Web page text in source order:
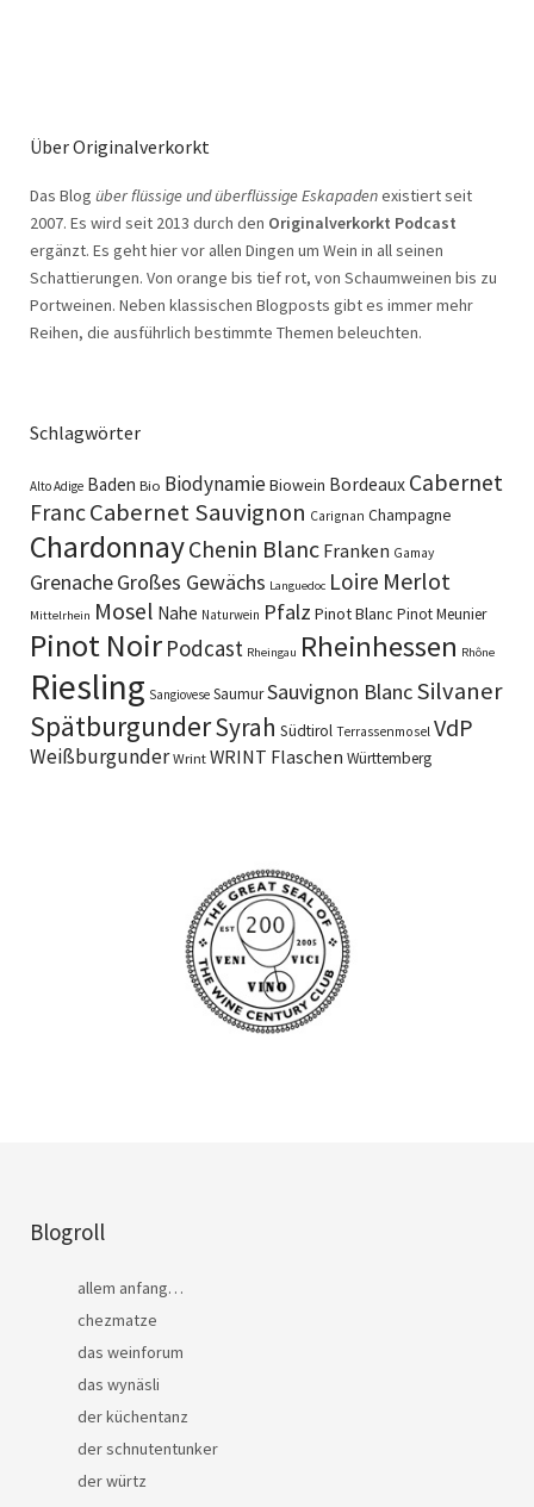
Über Originalverkorkt
Das Blog über flüssige und überflüssige Eskapadenexistiert seit
2007. Es wird seit 2013 durch den Originalverkorkt Podcast
ergänzt. Es geht hier vor allen Dingen um Wein in all seinen
Schattierungen. Von orange bis tief rot, von Schaumweinen bis zu
Portweinen. Neben klassischen Blogposts gibt es immer mehr
Reihen, die ausführlich bestimmte Themen beleuchten.
Schlagwörter
Alto Adige Baden Bio BiodynamieBiowein Bordeaux Cabernet
FrancCabernet Sauvignon Carignan Champagne
ChardonnayChenin Blanc Franken Gamay
GrenacheGroßes Gewächs Languedoc Loire Merlot
Mittelrhein Mosel Nahe Naturwein Pfalz Pinot Blanc Pinot Meunier
Pinot Noir Podcast Rheingau Rheinhessen Rhône
Riesling Sangiovese SaumurSauvignon BlancSilvaner
SpätburgunderSyrah Südtirol Terrassenmosel VdP
Weißburgunder Wrint WRINT Flaschen Württemberg
Blogroll
allem anfang…
chezmatze
das weinforum
das wynäsli
der küchentanz
der schnutentunker
der würtz